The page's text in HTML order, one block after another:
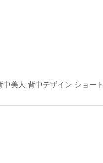
美人 背中デザイン ショー